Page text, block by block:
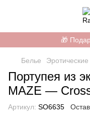
🎁
Белье
Портупея из
MAZE —
Артикул: SO6635